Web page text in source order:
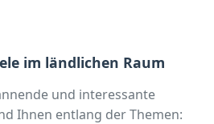
im ländlichen Raum
und interessante
Ihnen entlang der Themen: